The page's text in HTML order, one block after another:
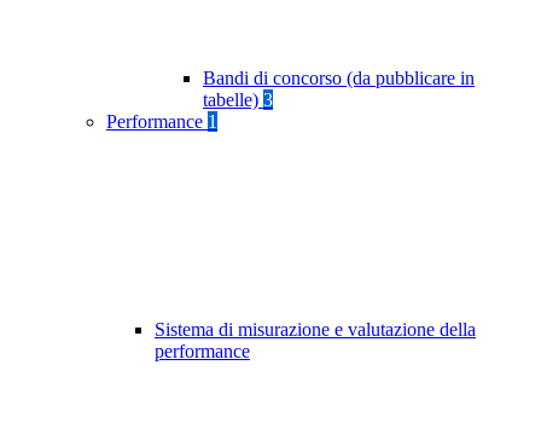
Bandi di concorso (da pubblicare in
tabelle) 3
Performance 1
Sistema di misurazione e valutazione della
performance